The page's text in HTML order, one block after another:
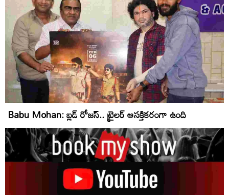
Babu Mohan: బ్లడ్ రోజస్.. ట్రైలర్ ఆసక్తికరంగా ఉంది